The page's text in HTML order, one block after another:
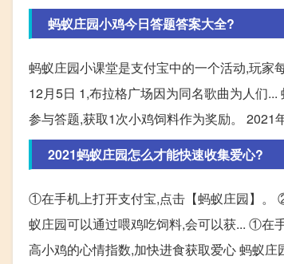
蚂蚁庄园小鸡今日答题答案大全?
蚂蚁庄园小课堂是支付宝中的一个活动,玩家
12月5日 1,布拉格广场因为同名歌曲为人们
参与答题,获取1次小鸡饲料作为奖励。 2021
2021蚂蚁庄园怎么才能快速收集爱心?
①在手机上打开支付宝,点击【蚂蚁庄园】。
蚁庄园可以通过喂鸡吃饲料,会可以获... ①在
高小鸡的心情指数,加快进食获取爱心 蚂蚁